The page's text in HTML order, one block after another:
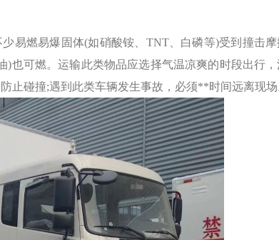
易燃易爆固体(如硝酸铵、TNT、白磷等)受到撞击
也可燃。运输此类物品应选择气温凉爽的时段出行
止碰撞;遇到此类车辆发生事故，必须**时间远离现